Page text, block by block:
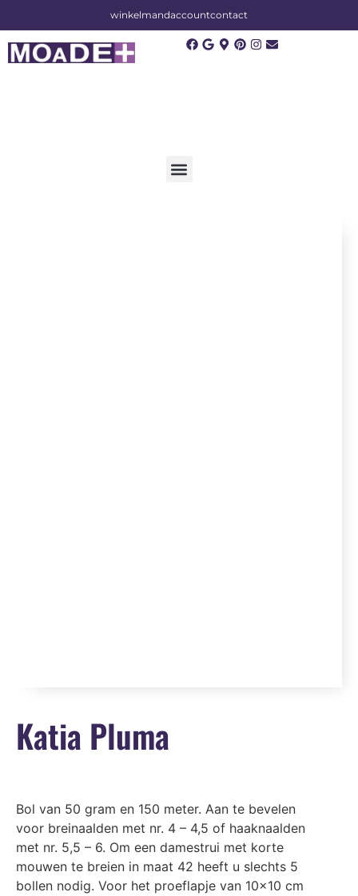
winkelmandaccountcontact
Katia Pluma
Bol van 50 gram en 150 meter. Aan te bevelen
voor breinaalden met nr. 4 – 4,5 of haaknaalden
met nr. 5,5 – 6. Om een damestrui met korte
mouwen te breien in maat 42 heeft u slechts 5
bollen nodig. Voor het proeflapje van 10×10 cm